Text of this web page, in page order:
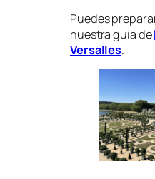
Puedes
nuestra guía de
Versalles.